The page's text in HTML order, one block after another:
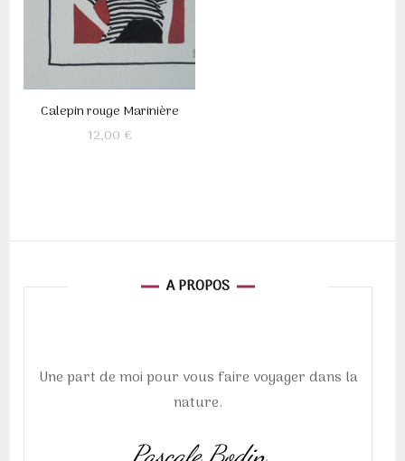
Calepin rouge Marinière
12,00 €
A PROPOS
Une part de moi pour vous faire voyager dans la
nature.